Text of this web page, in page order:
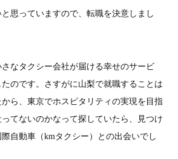
思っていますので、転職を決意しまし
なタクシー会社が届ける幸せのサービ
のです。さすがに山梨で就職することは
ら、東京でホスピタリティの実現を目指
てないのかなって探していたら、見つけ
自動車（kmタクシー）との出会いでし